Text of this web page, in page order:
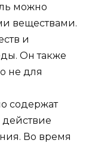
можно
веществами.
и
Он также
не для
содержат
действие
Во время